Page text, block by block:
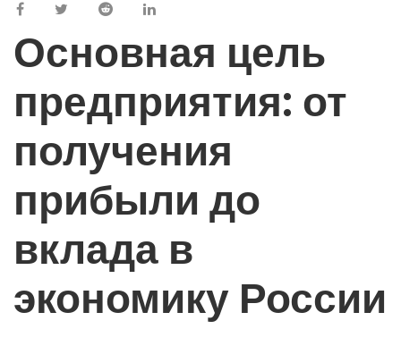
Основная цель
предприятия: от
получения
прибыли до
вклада в
экономику России